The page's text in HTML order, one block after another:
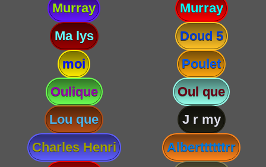
Murray
Murray
Ma lys
Doud 5
moi
Poulet
Oulique
Oul que
Lou que
J r my
Charles Henri
Alberttttttrr